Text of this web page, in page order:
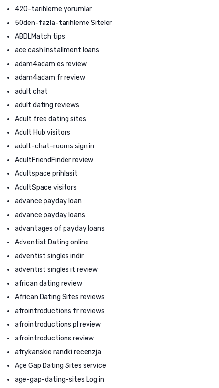
420-tarihleme yorumlar
50den-fazla-tarihleme Siteler
ABDLMatch tips
ace cash installment loans
adam4adam es review
adam4adam fr review
adult chat
adult dating reviews
Adult free dating sites
Adult Hub visitors
adult-chat-rooms sign in
AdultFriendFinder review
Adultspace prihlasit
AdultSpace visitors
advance payday loan
advance payday loans
advantages of payday loans
Adventist Dating online
adventist singles indir
adventist singles it review
african dating review
African Dating Sites reviews
afrointroductions fr reviews
afrointroductions pl review
afrointroductions review
afrykanskie randki recenzja
Age Gap Dating Sites service
age-gap-dating-sites Log in